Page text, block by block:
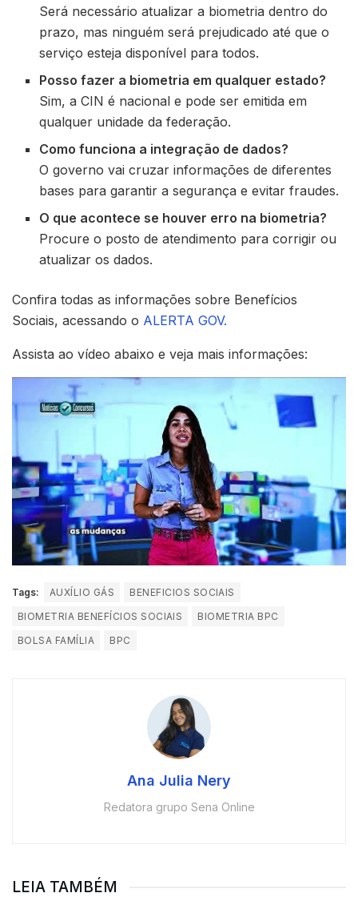
Será necessário atualizar a biometria dentro do
prazo, mas ninguém será prejudicado até que o
serviço esteja disponível para todos.
Posso fazer a biometria em qualquer estado?
Sim, a CIN é nacional e pode ser emitida em
qualquer unidade da federação.
Como funciona a integração de dados?
O governo vai cruzar informações de diferentes
bases para garantir a segurança e evitar fraudes.
O que acontece se houver erro na biometria?
Procure o posto de atendimento para corrigir ou
atualizar os dados.
Confira todas as informações sobre Benefícios
Sociais, acessando o ALERTA GOV.
Assista ao vídeo abaixo e veja mais informações:
Tags: AUXÍLIO GÁS
BENEFICIOS SOCIAIS
BIOMETRIA BENEFÍCIOS SOCIAIS
BIOMETRIA BPC
BOLSA FAMÍLIA
BPC
Ana Julia Nery
Redatora grupo Sena Online
LEIA TAMBÉM